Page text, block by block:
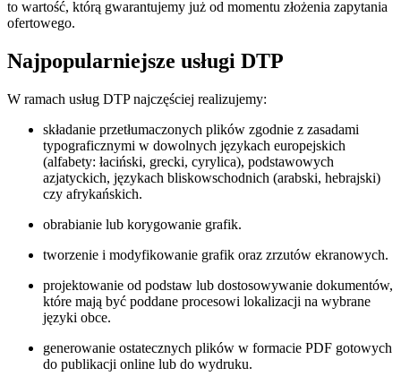
to wartość, którą gwarantujemy już od momentu złożenia zapytania
ofertowego.
Najpopularniejsze usługi DTP
W ramach usług DTP najczęściej realizujemy:
składanie przetłumaczonych plików zgodnie z zasadami
typograficznymi w dowolnych językach europejskich
(alfabety: łaciński, grecki, cyrylica), podstawowych
azjatyckich, językach bliskowschodnich (arabski, hebrajski)
czy afrykańskich.
obrabianie lub korygowanie grafik.
tworzenie i modyfikowanie grafik oraz zrzutów ekranowych.
projektowanie od podstaw lub dostosowywanie dokumentów,
które mają być poddane procesowi lokalizacji na wybrane
języki obce.
generowanie ostatecznych plików w formacie PDF gotowych
do publikacji online lub do wydruku.